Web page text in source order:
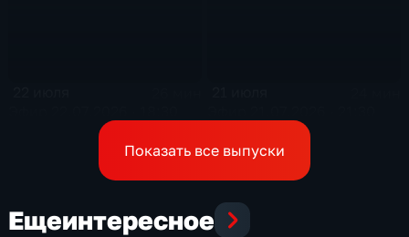
Показать все выпуски
Ещеинтересное